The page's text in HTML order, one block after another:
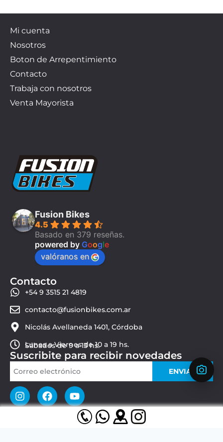
Mi cuenta
Nosotros
Boton de Arrepentimiento
Contacto
Trabaja con nosotros
Venta Mayorista
Fusion Bikes
4.5
Basado en 379 reseñas.
powered by Google
valóranos en
Contacto
+54 9 3515 21 4819
contacto@fusionbikes.com.ar
Nicolás Avellaneda 1401, Córdoba
Lunes a Viernes de 10 a 19 hs.
Sábados de 9 a 13 hs.
Suscribite para recibir novedades
ENVIAR
© 2026 Fusion Bikes